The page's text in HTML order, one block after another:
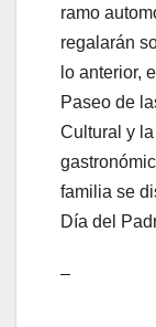
ramo
regalarán
lo anterior,
Paseo de
Cultural y
familia se
Día del
–